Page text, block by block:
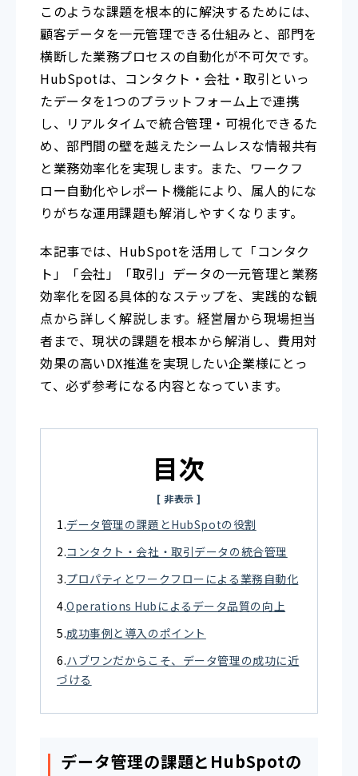
このような課題を根本的に解決するためには、
顧客データを一元管理できる仕組みと、部門を
横断した業務プロセスの自動化が不可欠です。
HubSpotは、コンタクト・会社・取引といっ
たデータを1つのプラットフォーム上で連携
し、リアルタイムで統合管理・可視化できるた
め、部門間の壁を越えたシームレスな情報共有
と業務効率化を実現します。また、ワークフ
ロー自動化やレポート機能により、属人的にな
りがちな運用課題も解消しやすくなります。
本記事では、HubSpotを活用して「コンタク
ト」「会社」「取引」データの一元管理と業務
効率化を図る具体的なステップを、実践的な観
点から詳しく解説します。経営層から現場担当
者まで、現状の課題を根本から解消し、費用対
効果の高いDX推進を実現したい企業様にとっ
て、必ず参考になる内容となっています。
目次
データ管理の課題とHubSpotの役割
コンタクト・会社・取引データの統合管理
プロパティとワークフローによる業務自動化
Operations Hubによるデータ品質の向上
成功事例と導入のポイント
ハブワンだからこそ、データ管理の成功に近
づける
データ管理の課題とHubSpotの